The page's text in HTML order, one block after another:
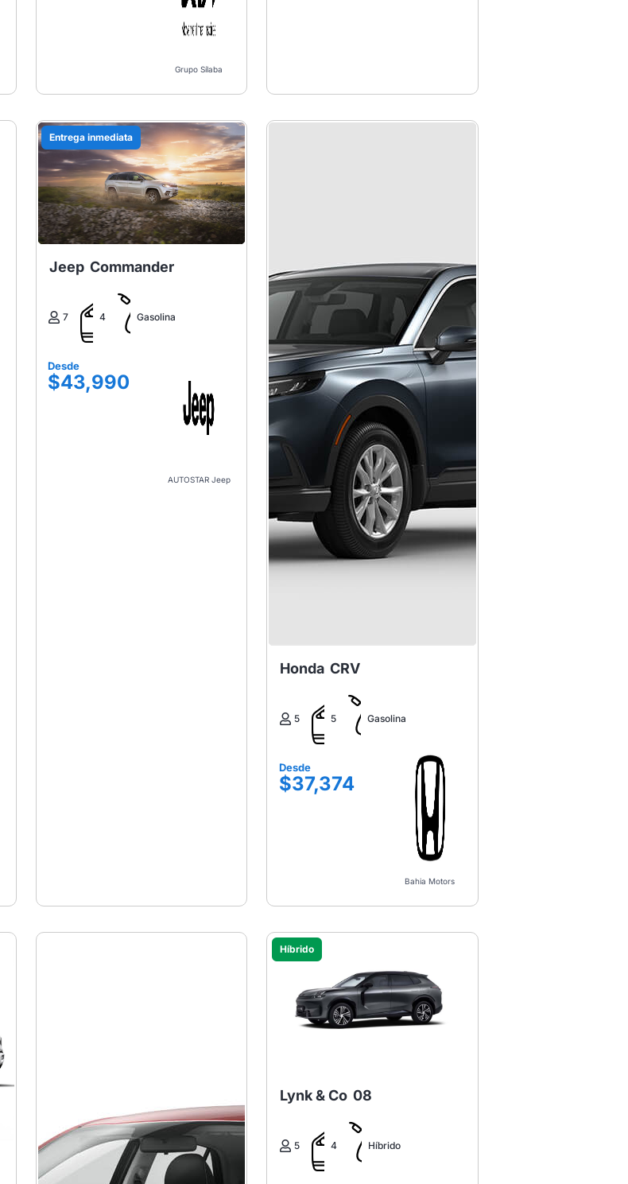
Grupo Sílaba
Entrega inmediata
Jeep Commander
7 4 Gasolina
Desde
$43,990
AUTOSTAR Jeep
Honda CRV
5 5 Gasolina
Desde
$37,374
Bahia Motors
Híbrido
Lynk & Co 08
5 4 Híbrido